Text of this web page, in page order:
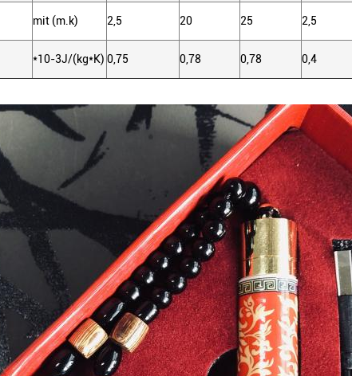
mit (m.k) 2,5 20 25 2,5
*10-3J/(kg*K) 0,75 0,78 0,78 0,4